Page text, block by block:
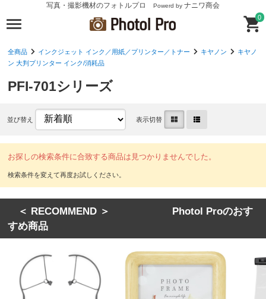
写真・撮影機材のフォトルプロ Powerd by ナニワ商会
0
全商品 インクジェット インク／用紙／プリンター／トナー キヤノン
キヤノ
ン 大判プリンター インク/消耗品
PFI-701シリーズ
並び替え 表示切替
お探しの検索条件に合致する商品は見つかりませんでした。
＜ RECOMMEND ＞ Photol Proのおす
すめ商品